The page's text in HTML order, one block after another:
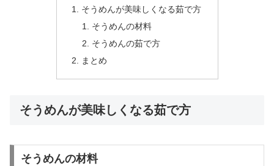
そうめんが美味しくなる茹で方
そうめんの材料
そうめんの茹で方
まとめ
そうめんが美味しくなる茹で方
そうめんの材料